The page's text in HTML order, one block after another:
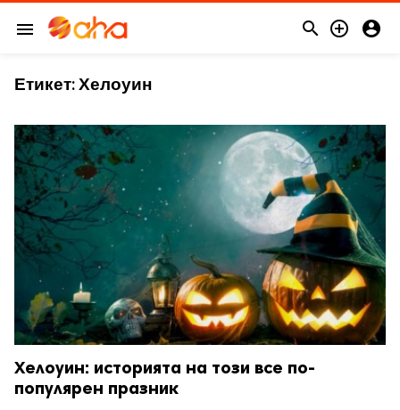
menu   
Етикет:Хелоуин
Хелоуин: историята на този все по-
популярен празник